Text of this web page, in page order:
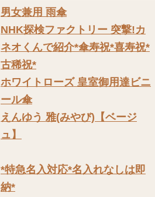
男女兼用 雨傘
NHK探検ファクトリー 突撃!カ
ネオくんで紹介*傘寿祝*喜寿祝*
古稀祝*
ホワイトローズ 皇室御用達ビニ
ール傘
えんゆう 雅(みやび)【ベージ
ュ】
*特急名入対応*名入れなしは即
納*